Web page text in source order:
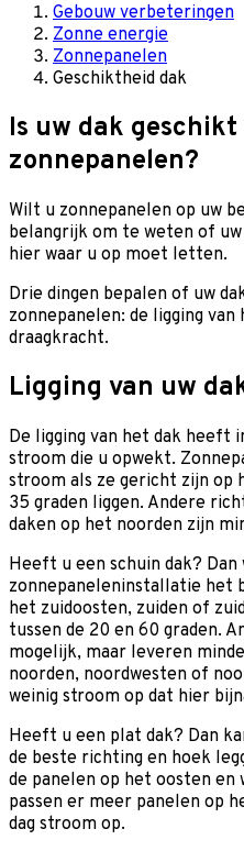
Gebouw verbeteringen
Zonne energie
Zonnepanelen
Geschiktheid dak
Is uw dak geschikt
zonnepanelen?
Wilt u zonnepanelen op uw
belangrijk om te weten of
hier waar u op moet letten.
Drie dingen bepalen of uw
zonnepanelen: de ligging van
draagkracht.
Ligging van uw
De ligging van het dak heeft
stroom die u opwekt.
stroom als ze gericht zijn op
35 graden liggen. Andere
daken op het noorden zijn
Heeft u een schuin dak?
zonnepaneleninstallatie het
het zuidoosten, zuiden of
tussen de 20 en 60 graden.
mogelijk, maar leveren
noorden, noordwesten of
weinig stroom op dat hier
Heeft u een plat dak? Dan
de beste richting en hoek
de panelen op het oosten en
passen er meer panelen op
dag stroom op.